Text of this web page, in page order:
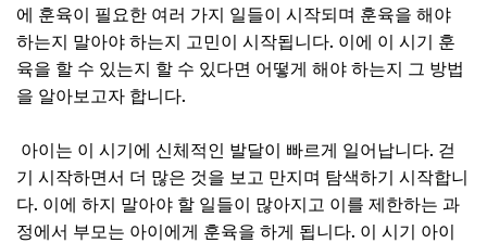
에 훈육이 필요한 여러 가지 일들이 시작되며 훈육을 해야
하는지 말아야 하는지 고민이 시작됩니다. 이에 이 시기 훈
육을 할 수 있는지 할 수 있다면 어떻게 해야 하는지 그 방법
을 알아보고자 합니다.
아이는 이 시기에 신체적인 발달이 빠르게 일어납니다. 걷
기 시작하면서 더 많은 것을 보고 만지며 탐색하기 시작합니
다. 이에 하지 말아야 할 일들이 많아지고 이를 제한하는 과
정에서 부모는 아이에게 훈육을 하게 됩니다. 이 시기 아이